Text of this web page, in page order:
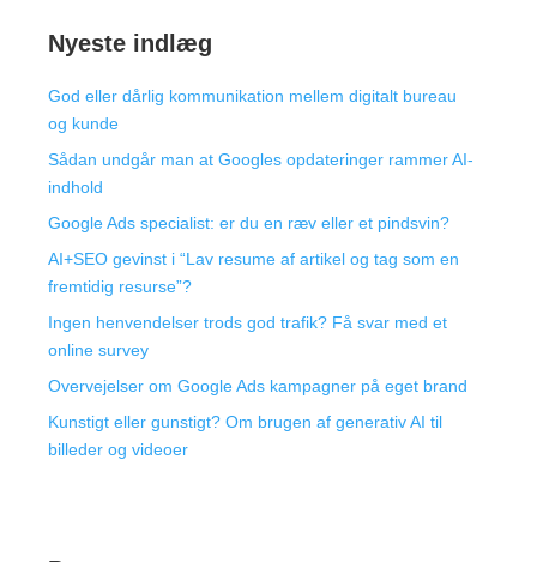
Nyeste indlæg
God eller dårlig kommunikation mellem digitalt bureau
og kunde
Sådan undgår man at Googles opdateringer rammer AI-
indhold
Google Ads specialist: er du en ræv eller et pindsvin?
AI+SEO gevinst i “Lav resume af artikel og tag som en
fremtidig resurse”?
Ingen henvendelser trods god trafik? Få svar med et
online survey
Overvejelser om Google Ads kampagner på eget brand
Kunstigt eller gunstigt? Om brugen af generativ AI til
billeder og videoer